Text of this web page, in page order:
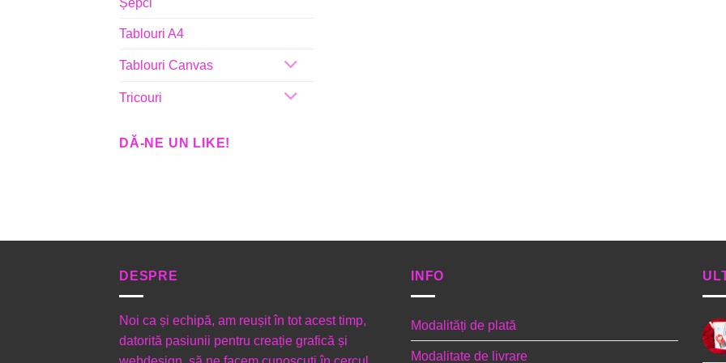
Șepci
Tablouri A4
Tablouri Canvas
Tricouri
DĂ-NE UN LIKE!
DESPRE
Noi ca și echipă, am reușit în tot acest timp,
datorită pasiunii pentru creație grafică și
INFO
Modalități de plată
Modalitate de livrare